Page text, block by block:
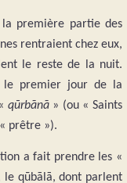
première partie des
rentraient chez eux,
le reste de la nuit.
le premier jour de la
qūrbānā » (ou « Saints
prêtre »).
a fait prendre les «
le qūbālā, dont parlent